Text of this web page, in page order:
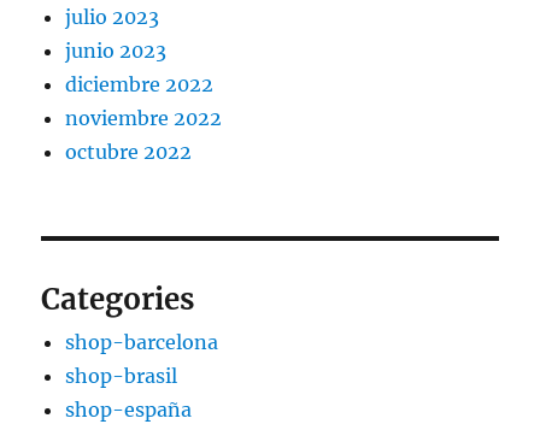
julio 2023
junio 2023
diciembre 2022
noviembre 2022
octubre 2022
Categories
shop-barcelona
shop-brasil
shop-españa